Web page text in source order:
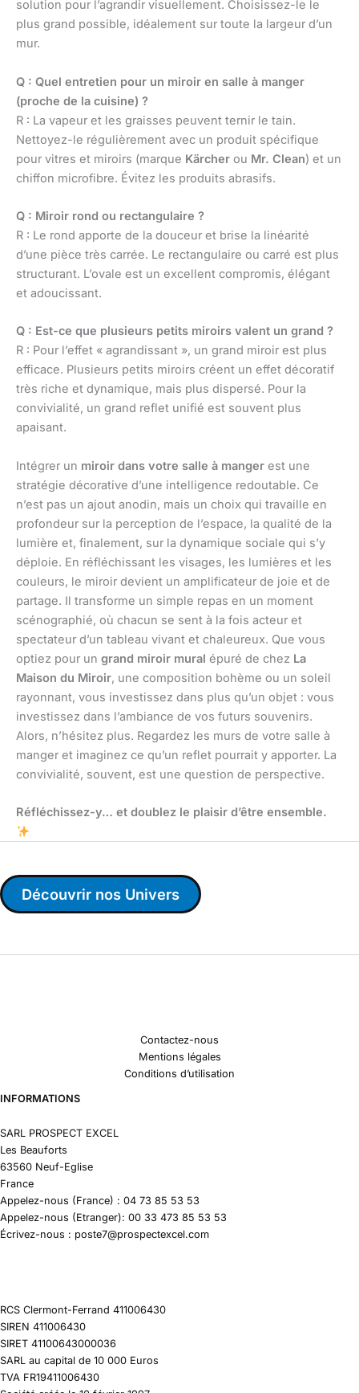
solution pour l’agrandir visuellement. Choisissez-le le
plus grand possible, idéalement sur toute la largeur d’un
mur.
Q : Quel entretien pour un miroir en salle à manger
(proche de la cuisine) ?
R : La vapeur et les graisses peuvent ternir le tain.
Nettoyez-le régulièrement avec un produit spécifique
pour vitres et miroirs (marque Kärcher ou Mr. Clean) et un
chiffon microfibre. Évitez les produits abrasifs.
Q : Miroir rond ou rectangulaire ?
R : Le rond apporte de la douceur et brise la linéarité
d’une pièce très carrée. Le rectangulaire ou carré est plus
structurant. L’ovale est un excellent compromis, élégant
et adoucissant.
Q : Est-ce que plusieurs petits miroirs valent un grand ?
R : Pour l’effet « agrandissant », un grand miroir est plus
efficace. Plusieurs petits miroirs créent un effet décoratif
très riche et dynamique, mais plus dispersé. Pour la
convivialité, un grand reflet unifié est souvent plus
apaisant.
Intégrer un miroir dans votre salle à manger est une
stratégie décorative d’une intelligence redoutable. Ce
n’est pas un ajout anodin, mais un choix qui travaille en
profondeur sur la perception de l’espace, la qualité de la
lumière et, finalement, sur la dynamique sociale qui s’y
déploie. En réfléchissant les visages, les lumières et les
couleurs, le miroir devient un amplificateur de joie et de
partage. Il transforme un simple repas en un moment
scénographié, où chacun se sent à la fois acteur et
spectateur d’un tableau vivant et chaleureux. Que vous
optiez pour un grand miroir mural épuré de chez La
Maison du Miroir, une composition bohème ou un soleil
rayonnant, vous investissez dans plus qu’un objet : vous
investissez dans l’ambiance de vos futurs souvenirs.
Alors, n’hésitez plus. Regardez les murs de votre salle à
manger et imaginez ce qu’un reflet pourrait y apporter. La
convivialité, souvent, est une question de perspective.
Réfléchissez-y… et doublez le plaisir d’être ensemble.
Découvrir nos Univers
Contactez-nous
Mentions légales
Conditions d’utilisation
INFORMATIONS
SARL PROSPECT EXCEL
Les Beauforts
63560 Neuf-Eglise
France
Appelez-nous (France) : 04 73 85 53 53
Appelez-nous (Etranger): 00 33 473 85 53 53
Écrivez-nous : poste7@prospectexcel.com
RCS Clermont-Ferrand 411006430
SIREN 411006430
SIRET 41100643000036
SARL au capital de 10 000 Euros
TVA FR19411006430